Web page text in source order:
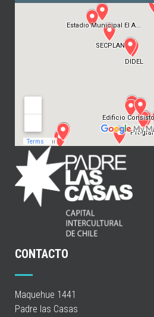
CONTACTO
Maquehue 1441
Padre las Casas